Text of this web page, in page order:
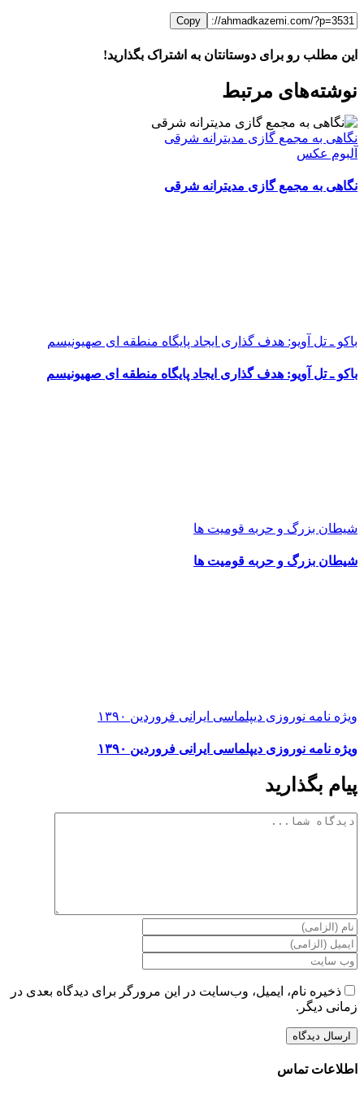
Copy
این مطلب رو برای دوستانتان به اشتراک بگذارید!
FacebookX
LinkedIn
WhatsApp
Telegram
ایمیل
نوشته‌‌های مرتبط
نگاهی به مجمع گازی مدیترانه شرقی
آلبوم عکس
نگاهی به مجمع گازی مدیترانه شرقی
باکو ـ تل آویو: هدف گذاری ایجاد پایگاه منطقه ای صهیونیسم
باکو ـ تل آویو: هدف گذاری ایجاد پایگاه منطقه ای صهیونیسم
شیطان بزرگ و حربه قومیت ها
شیطان بزرگ و حربه قومیت ها
ویژه نامه نوروزی دیپلماسی ایرانی فروردین ۱۳۹۰
ویژه نامه نوروزی دیپلماسی ایرانی فروردین ۱۳۹۰
پیام بگذارید
دیدگاه
ذخیره نام، ایمیل، وب‌سایت در این مرورگر برای دیدگاه بعدی در
زمانی دیگر.
اطلاعات تماس